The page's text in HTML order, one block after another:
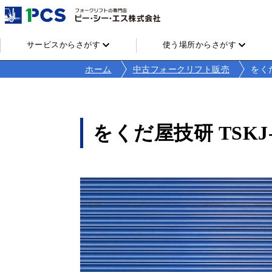
サービスからさがす 使う場所からさがす
ホーム 中古フォークリフト販売 をく
をくだ屋技研